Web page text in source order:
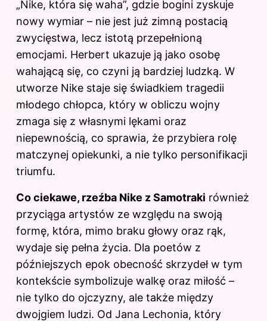
„Nike, która się waha”, gdzie bogini zyskuje
nowy wymiar – nie jest już zimną postacią
zwycięstwa, lecz istotą przepełnioną
emocjami. Herbert ukazuje ją jako osobę
wahającą się, co czyni ją bardziej ludzką. W
utworze Nike staje się świadkiem tragedii
młodego chłopca, który w obliczu wojny
zmaga się z własnymi lękami oraz
niepewnością, co sprawia, że przybiera rolę
matczynej opiekunki, a nie tylko personifikacji
triumfu.
Co ciekawe, rzeźba Nike z Samotraki również
przyciąga artystów ze względu na swoją
formę, która, mimo braku głowy oraz rąk,
wydaje się pełna życia. Dla poetów z
późniejszych epok obecność skrzydeł w tym
kontekście symbolizuje walkę oraz miłość –
nie tylko do ojczyzny, ale także między
dwojgiem ludzi. Od Jana Lechonia, który